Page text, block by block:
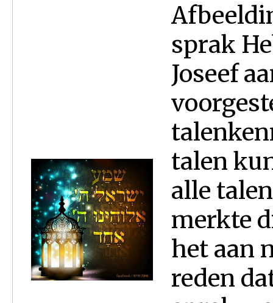
sprak
Joseef
talen
alle
merkte
het aan
reden